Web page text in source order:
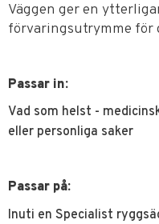
Väggen ger en
förvaringsutrymme
Passar in:
Vad som helst -
eller personliga saker
Passar på:
Inuti en Specialist